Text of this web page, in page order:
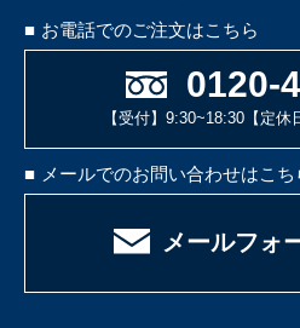
■ お電話でのご注文はこちら
0120-
【受付】9:30~18:30 【定
■ メールでのお問い合わせはこち
メールフォ